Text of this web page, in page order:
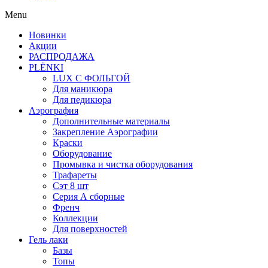
Menu
Новинки
Акции
РАСПРОДАЖА
PLЁNKI
LUX С ФОЛЬГОЙ
Для маникюра
Для педикюра
Аэрография
Дополнительные материалы
Закрепление Аэрографии
Краски
Оборудование
Промывка и чистка оборудования
Трафареты
Сэт 8 шт
Серия А сборные
Френч
Коллекции
Для поверхностей
Гель лаки
Базы
Топы